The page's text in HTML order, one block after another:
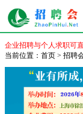
西安招聘会
企业招聘与个人求职可
当前位置： 首页 > 招聘